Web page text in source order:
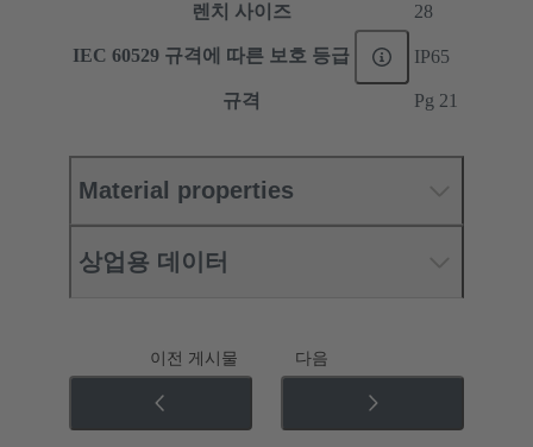
렌치 사이즈 28
IEC 60529 규격에 따른 보호 등급 IP65
규격 Pg 21
Material properties
상업용 데이터
이전 게시물 다음